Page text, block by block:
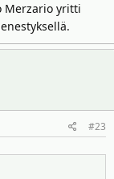
Merzario yritti
#23